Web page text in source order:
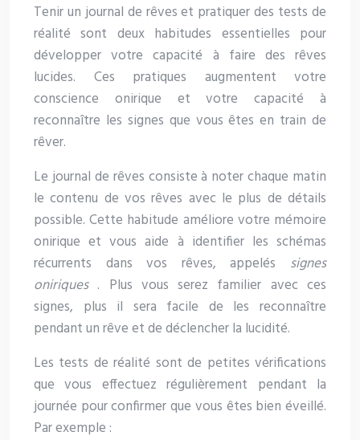
Tenir un journal de rêves et pratiquer des tests de
réalité sont deux habitudes essentielles pour
développer votre capacité à faire des rêves
lucides. Ces pratiques augmentent votre
conscience onirique et votre capacité à
reconnaître les signes que vous êtes en train de
rêver.
Le journal de rêves consiste à noter chaque matin
le contenu de vos rêves avec le plus de détails
possible. Cette habitude améliore votre mémoire
onirique et vous aide à identifier les schémas
récurrents dans vos rêves, appelés signes
oniriques . Plus vous serez familier avec ces
signes, plus il sera facile de les reconnaître
pendant un rêve et de déclencher la lucidité.
Les tests de réalité sont de petites vérifications
que vous effectuez régulièrement pendant la
journée pour confirmer que vous êtes bien éveillé.
Par exemple :